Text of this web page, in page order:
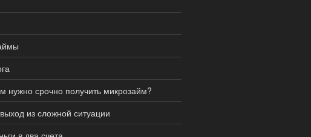
срочно получить микрозайм?
из сложной ситуации